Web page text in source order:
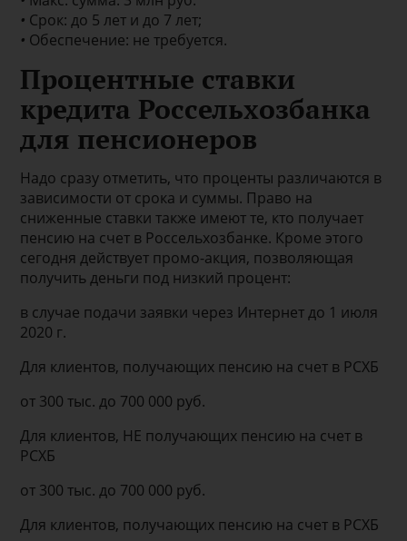
• Срок: до 5 лет и до 7 лет;
• Обеспечение: не требуется.
Процентные ставки
кредита Россельхозбанка
для пенсионеров
Надо сразу отметить, что проценты различаются в
зависимости от срока и суммы. Право на
сниженные ставки также имеют те, кто получает
пенсию на счет в Россельхозбанке. Кроме этого
сегодня действует промо-акция, позволяющая
получить деньги под низкий процент:
в случае подачи заявки через Интернет до 1 июля
2020 г.
Для клиентов, получающих пенсию на счет в РСХБ
от 300 тыс. до 700 000 руб.
Для клиентов, НЕ получающих пенсию на счет в
РСХБ
от 300 тыс. до 700 000 руб.
Для клиентов, получающих пенсию на счет в РСХБ